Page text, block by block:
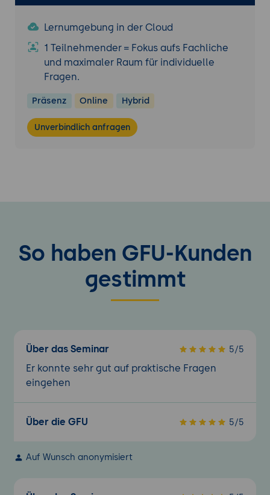
Lernumgebung in der Cloud
1 Teilnehmender = Fokus aufs Fachliche
und maximaler Raum für individuelle
Fragen.
Präsenz Online Hybrid
Unverbindlich anfragen
So haben GFU-Kunden
gestimmt
Über das Seminar 5/5
Er konnte sehr gut auf praktische Fragen
eingehen
Über die GFU 5/5
Auf Wunsch anonymisiert